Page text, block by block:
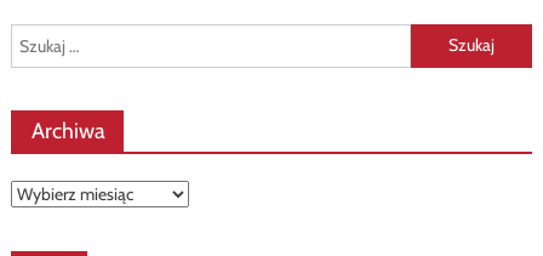
Szukaj:
Archiwa
Archiwa